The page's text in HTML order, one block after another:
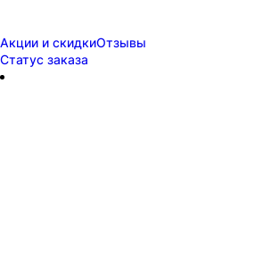
Акции и скидкиОтзывы
Статус заказа